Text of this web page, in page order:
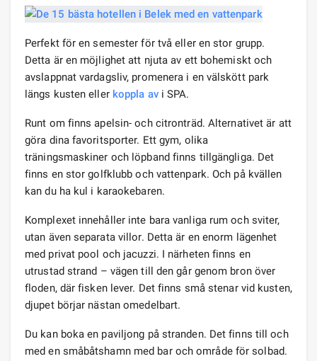
Perfekt för en semester för två eller en stor grupp.
Detta är en möjlighet att njuta av ett bohemiskt och
avslappnat vardagsliv, promenera i en välskött park
längs kusten eller koppla avi SPA.
Runt om finns apelsin- och citronträd. Alternativet är att
göra dina favoritsporter. Ett gym, olika
träningsmaskiner och löpband finns tillgängliga. Det
finns en stor golfklubb och vattenpark. Och på kvällen
kan du ha kul i karaokebaren.
Komplexet innehåller inte bara vanliga rum och sviter,
utan även separata villor. Detta är en enorm lägenhet
med privat pool och jacuzzi. I närheten finns en
utrustad strand – vägen till den går genom bron över
floden, där fisken lever. Det finns små stenar vid kusten,
djupet börjar nästan omedelbart.
Du kan boka en paviljong på stranden. Det finns till och
med en småbåtshamn med bar och område för solbad.